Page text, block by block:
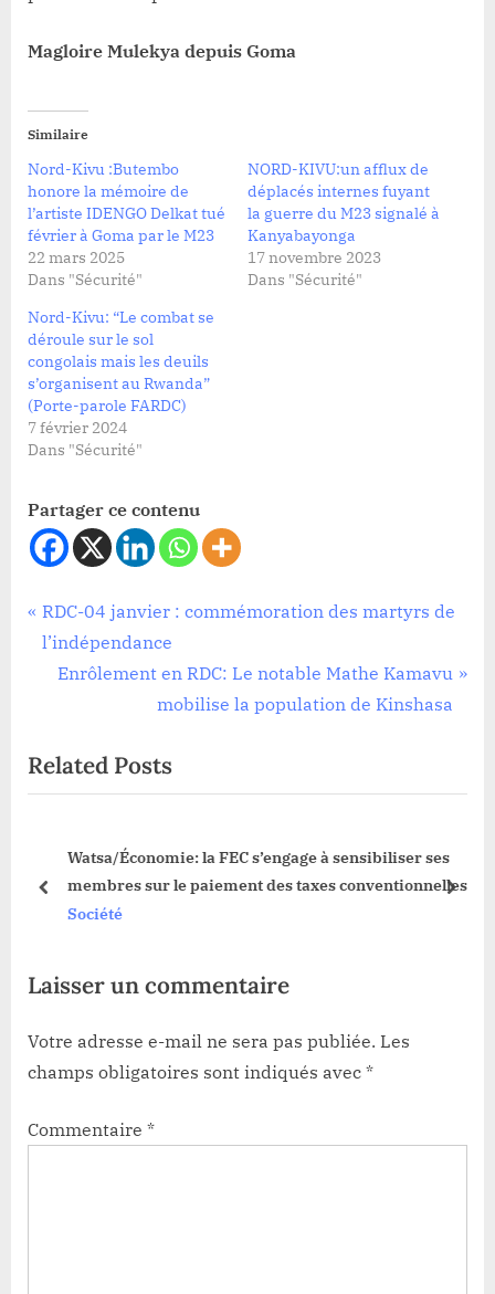
Magloire Mulekya depuis Goma
Similaire
Nord-Kivu :Butembo
honore la mémoire de
l’artiste IDENGO Delkat tué
février à Goma par le M23
22 mars 2025
Dans "Sécurité"
NORD-KIVU:un afflux de
déplacés internes fuyant
la guerre du M23 signalé à
Kanyabayonga
17 novembre 2023
Dans "Sécurité"
Nord-Kivu: “Le combat se
déroule sur le sol
congolais mais les deuils
s’organisent au Rwanda”
(Porte-parole FARDC)
7 février 2024
Dans "Sécurité"
Partager ce contenu
Société
Navigation
de
P
r
o
u
o
:
RDC-04 janvier : commémoration des martyrs de
l’indépendance
N
t
P
Enrôlement en RDC: Le notable Mathe Kamavu
mobilise la population de Kinshasa
Related Posts
Watsa/Économie: la FEC s’engage à sensibiliser ses
membres sur le paiement des taxes conventionnelles
Société
prev next
Laisser un commentaire
Votre adresse e-mail ne sera pas publiée. Les
champs obligatoires sont indiqués avec *
Commentaire *